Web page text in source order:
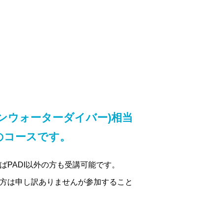
ウォーターダイバー)相当
ースです。
PADI以外の方も受講可能です。
は申し訳ありませんが参加すること